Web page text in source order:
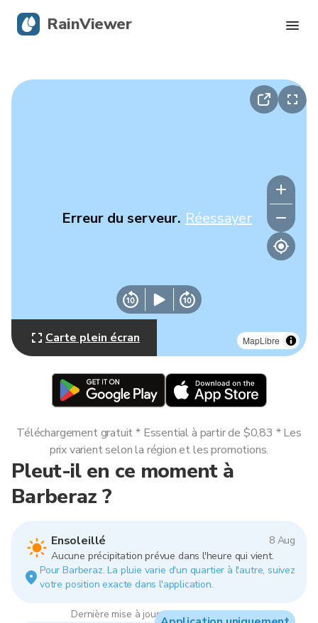
MapLibre
Erreur du serveur. Réessayer
Carte plein écran
Pleut-il en ce moment à
Barberaz ?
Ensoleillé
8 Aug
Aucune précipitation prévue dans l'heure qui vient.
Pour Barberaz. La pluie varie d'un quartier à l'autre, suivez
votre position exacte dans l'application.
Dernière mise à jour : 07:00, 8 Aug 2026
Téléchargement gratuit * Essential à partir de $0,83 * Les
prix varient selon la région et les promotions.
RainViewer